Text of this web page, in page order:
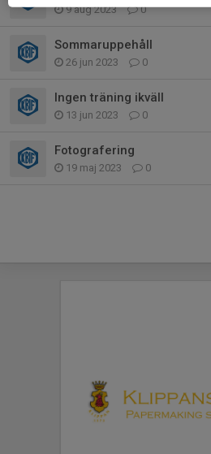
9 aug 2023 0
Sommaruppehåll
26 jun 2023 0
Ingen träning ikväll
13 jun 2023 0
Fotografering
19 maj 2023 0